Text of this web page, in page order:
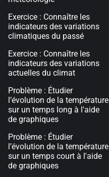
Exercice : Connaître les
indicateurs des variations
climatiques du passé
Exercice : Connaître les
indicateurs des variations
actuelles du climat
Problème : Étudier
l’évolution de la température
sur un temps long à l'aide
de graphiques
Problème : Étudier
l’évolution de la température
sur un temps court à l'aide
de graphiques